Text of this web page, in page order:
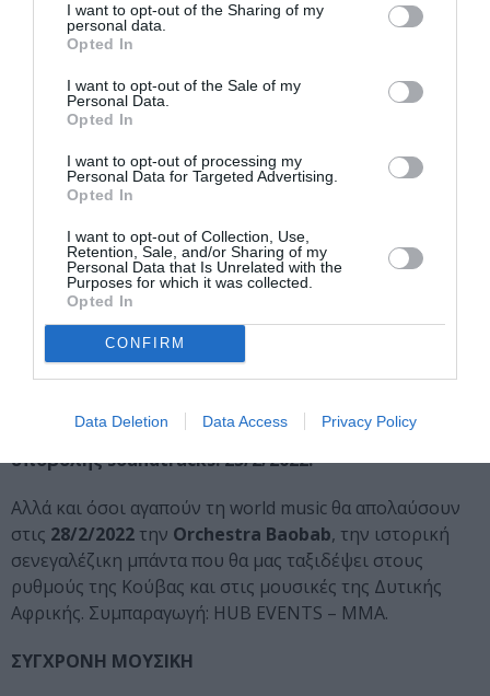
I want to opt-out of the Sharing of my
personal data.
Opted In
I want to opt-out of the Sale of my
Personal Data.
Opted In
I want to opt-out of processing my
Personal Data for Targeted Advertising.
Opted In
I want to opt-out of Collection, Use,
Retention, Sale, and/or Sharing of my
Personal Data that Is Unrelated with the
Purposes for which it was collected.
Opted In
CONFIRM
Data Deletion Data Access Privacy Policy
15/1/2022εμφανίζονται στο Μέγαρο σχήματα που
ξεχώρισαν σε προηγούμενες
παραδοσιακά τραγούδια από όλο τον κόσμο. Το
κιθαριστικό κουαρτέτο
εγχόρδωνFle[ x]StringΕnsembleπροσεγγίζει με
προσωπική ματιά τον Haendel [Χαίντελ] και τον Mozart
[Μότσαρτ], και η νεανική ορχήστρα
jazz, soul και funk.
Στο μεταξύ, είναι σε εξέλιξη ο
ΣύνθεσηςAnimegaron, που πραγματοποιείται σε
συνεργασία με τοAnimasyros
συμμετέχοντες καλούνται να γράψουν μουσική για την
ταινία animation μικρού μήκους
«Ahead»
[Άλα Νούνου]. Καταληκτική ημερομηνία
υποβολήςsoundtracks: 25/2/2022.
Αλλά και όσοι αγαπούν τη world music θα απολαύσουν
στις 28/2/2022 την Orchestra Baobab, την ιστορική
σενεγαλέζικη μπάντα που θα μας ταξιδέψει στους
ρυθμούς της Κούβας και στις μουσικές της Δυτικής
Αφρικής. Συμπαραγωγή: HUB EVENTS – MMA.
ΣΥΓΧΡΟΝΗ ΜΟΥΣΙΚΗ